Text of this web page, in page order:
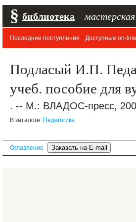
§ библиотека мастерская
Последние поступления Доступные on-line
Подласый И.П.
учеб. пособие для
. -- М.: ВЛАДОС-пресс,
В каталоге: Педагогика
Оглавление